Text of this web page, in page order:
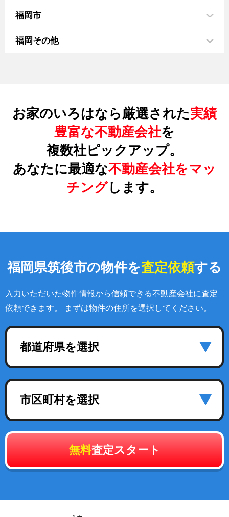
福岡市
福岡その他
お家のいろはなら厳選された実績
豊富な不動産会社を
複数社ピックアップ。
あなたに最適な不動産会社をマッ
チングします。
福岡県筑後市の物件を査定依頼する
入力いただいた物件情報から信頼できる不動産会社に査定
依頼できます。 まずは物件の住所を選択してください。
都道府県を選択
市区町村を選択
無料査定スタート